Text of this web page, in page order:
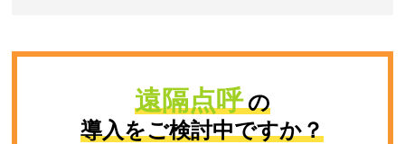
遠隔点呼の
導入をご検討中ですか？